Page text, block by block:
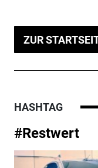
ZUR
HASHTAG
#Restwert